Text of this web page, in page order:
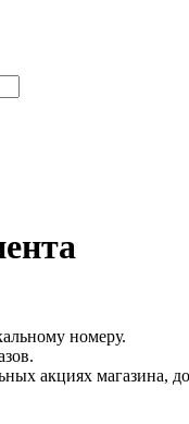
номеру.
акциях магазина,